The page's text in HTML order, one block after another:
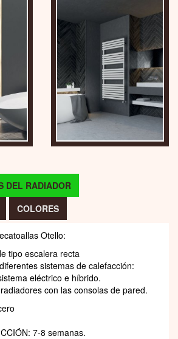
DEL RADIADOR
COLORES
Otello:
tipo escalera recta
sistemas de calefacción:
eléctrico e híbrido.
con las consolas de pared.
7-8 semanas.